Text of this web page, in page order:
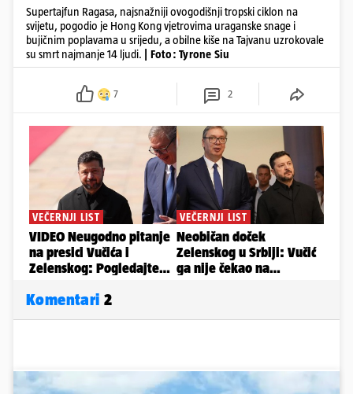
Supertajfun Ragasa, najsnažniji ovogodišnji tropski ciklon na
svijetu, pogodio je Hong Kong vjetrovima uraganske snage i
bujičnim poplavama u srijedu, a obilne kiše na Tajvanu uzrokovale
su smrt najmanje 14 ljudi.
| Foto: Tyrone Siu
7 2
Komentari 2